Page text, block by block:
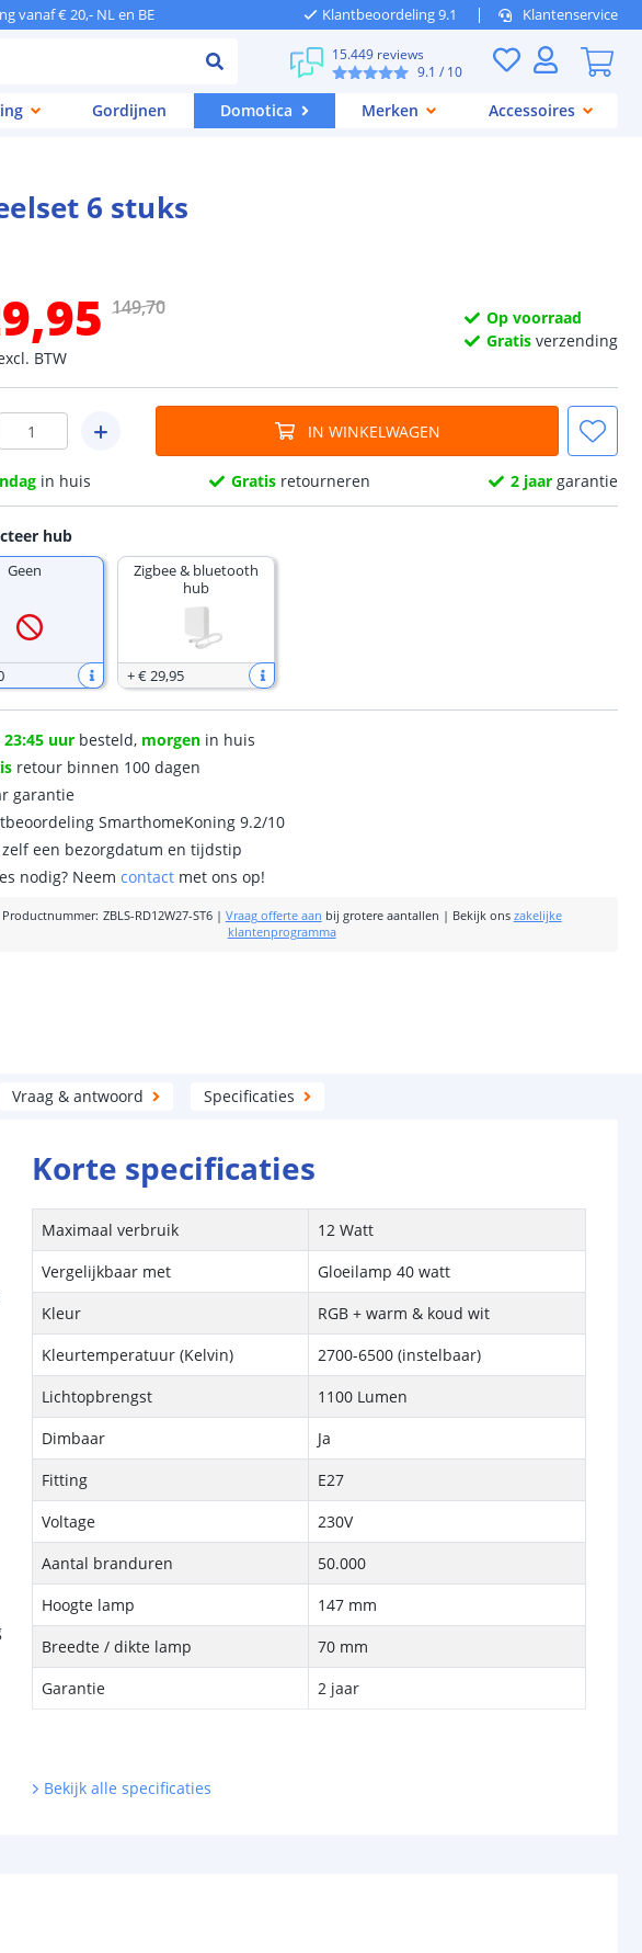
vanaf € 20,- NL en BE Klantbeoordeling 9.1 Klantenservice
15.449 reviews
9.1 / 10
Gordijnen Domotica Merken Accessoires
6 stuks
,95
BTW
149,70
Op voorraad
Gratis verzending
IN WINKELWAGEN
in huis Gratis retourneren 2 jaargarantie
hub
Geen
Zigbee & bluetooth
hub
+€ 29,95
23:45 uur besteld, morgen in huis
retour binnen 100 dagen
garantie
SmarthomeKoning 9.2/10
zelf een bezorgdatum en tijdstip
nodig? Neemcontact met ons op!
Productnummer: ZBLS-RD12W27-ST6| Vraag offerte aan bij grotere aantallen | Bekijk ons zakelijke
klantenprogramma
Vraag & antwoord Specificaties
Korte specificaties
Maximaal verbruik
12 Watt
Vergelijkbaar met
Gloeilamp 40 watt
Kleur
RGB + warm & koud wit
Kleurtemperatuur (Kelvin)
2700-6500(instelbaar)
Lichtopbrengst
1100 Lumen
Dimbaar
Ja
Fitting
E27
Voltage
230V
Aantal branduren
50.000
Hoogte lamp
147 mm
Breedte / dikte lamp
70 mm
Garantie
2 jaar
Bekijk alle specificaties